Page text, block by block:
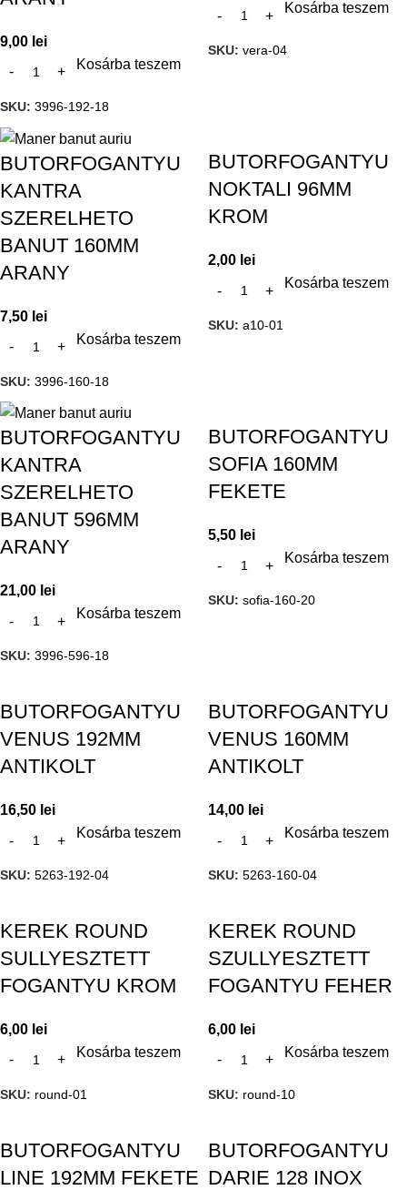
9,00 lei
Kosárba teszem
SKU: 3996-192-18
Kosárba teszem
SKU: vera-04
BUTORFOGANTYU
KANTRA
SZERELHETO
BANUT 160MM
ARANY
7,50 lei
Kosárba teszem
SKU: 3996-160-18
BUTORFOGANTYU
NOKTALI 96MM
KROM
2,00 lei
Kosárba teszem
SKU: a10-01
BUTORFOGANTYU
KANTRA
SZERELHETO
BANUT 596MM
ARANY
21,00 lei
Kosárba teszem
SKU: 3996-596-18
BUTORFOGANTYU
SOFIA 160MM
FEKETE
5,50 lei
Kosárba teszem
SKU: sofia-160-20
BUTORFOGANTYU
VENUS 192MM
ANTIKOLT
16,50 lei
Kosárba teszem
SKU: 5263-192-04
BUTORFOGANTYU
VENUS 160MM
ANTIKOLT
14,00 lei
Kosárba teszem
SKU: 5263-160-04
KEREK ROUND
SULLYESZTETT
FOGANTYU KROM
6,00 lei
Kosárba teszem
SKU: round-01
KEREK ROUND
SZULLYESZTETT
FOGANTYU FEHER
6,00 lei
Kosárba teszem
SKU: round-10
BUTORFOGANTYU
LINE 192MM FEKETE
BUTORFOGANTYU
DARIE 128 INOX